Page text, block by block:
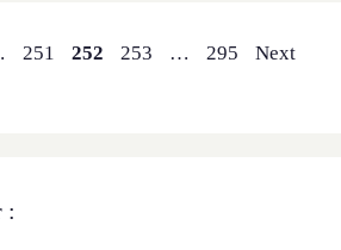
Page
251 Page
252 Page
253 … Page
295
Next
: